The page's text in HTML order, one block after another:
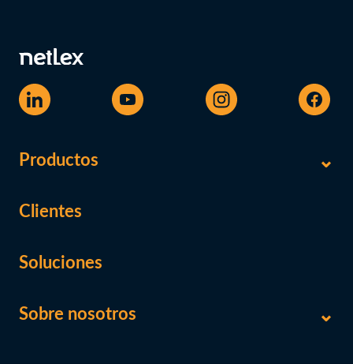
Productos
Clientes
Soluciones
Sobre nosotros